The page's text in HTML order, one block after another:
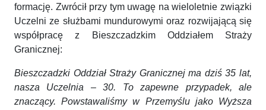
formację. Zwrócił przy tym uwagę na wieloletnie związki
Uczelni ze służbami mundurowymi oraz rozwijającą się
współpracę z Bieszczadzkim Oddziałem Straży
Granicznej:
Bieszczadzki Oddział Straży Granicznej ma dziś 35 lat,
nasza Uczelnia – 30. To zapewne przypadek, ale
znaczący. Powstawaliśmy w Przemyślu jako Wyższa